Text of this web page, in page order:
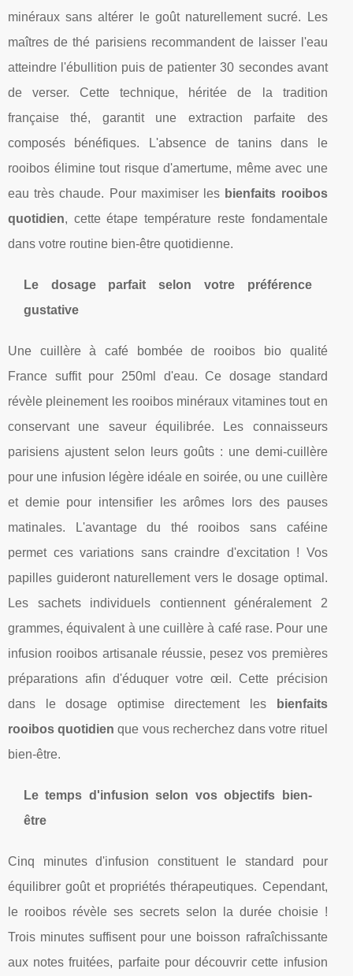
minéraux sans altérer le goût naturellement sucré. Les
maîtres de thé parisiens recommandent de laisser l'eau
atteindre l'ébullition puis de patienter 30 secondes avant
de verser. Cette technique, héritée de la tradition
française thé, garantit une extraction parfaite des
composés bénéfiques. L'absence de tanins dans le
rooibos élimine tout risque d'amertume, même avec une
eau très chaude. Pour maximiser les bienfaits rooibos
quotidien, cette étape température reste fondamentale
dans votre routine bien-être quotidienne.
Le dosage parfait selon votre préférence
gustative
Une cuillère à café bombée de rooibos bio qualité
France suffit pour 250ml d'eau. Ce dosage standard
révèle pleinement les rooibos minéraux vitamines tout en
conservant une saveur équilibrée. Les connaisseurs
parisiens ajustent selon leurs goûts : une demi-cuillère
pour une infusion légère idéale en soirée, ou une cuillère
et demie pour intensifier les arômes lors des pauses
matinales. L'avantage du thé rooibos sans caféine
permet ces variations sans craindre d'excitation ! Vos
papilles guideront naturellement vers le dosage optimal.
Les sachets individuels contiennent généralement 2
grammes, équivalent à une cuillère à café rase. Pour une
infusion rooibos artisanale réussie, pesez vos premières
préparations afin d'éduquer votre œil. Cette précision
dans le dosage optimise directement les
bienfaits
rooibos quotidien que vous recherchez dans votre rituel
bien-être.
Le temps d'infusion selon vos objectifs bien-
être
Cinq minutes d'infusion constituent le standard pour
équilibrer goût et propriétés thérapeutiques. Cependant,
le rooibos révèle ses secrets selon la durée choisie !
Trois minutes suffisent pour une boisson rafraîchissante
aux notes fruitées, parfaite pour découvrir cette infusion